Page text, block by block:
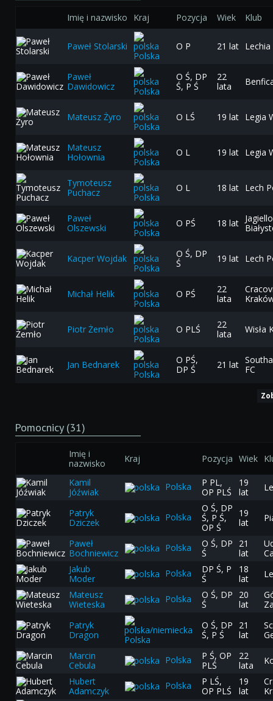
Imię i nazwisko Kraj Pozycja Wiek Klub
Paweł Stolarski
Polska
O P 21 lat
Paweł
Dawidowicz
Polska
O Ś, DP
Ś, P Ś
22
lata
Mateusz Żyro
Polska
O LŚ 19 lat Legia
Mateusz
Hołownia
Polska
O L 19 lat Legia
Tymoteusz
Puchacz
Polska
O L 18 lat Lech
Paweł
Olszewski
Polska
O PŚ 18 lat
Kacper Wojdak
Polska
O Ś, DP
Ś
19 lat Lech
Michał Helik
Polska
O PŚ
22
lata
Piotr Żemło
Polska
O PLŚ
22
lata
Wisła
Jan Bednarek
Polska
O PŚ,
DP Ś
21 lat FC
Pomocnicy (31)
Imię i
nazwisko
Kraj Pozycja Wiek
Kamil
Jóźwiak
Polska
P PL,
OP PLŚ
19
lat
Patryk
Dziczek
Polska
O Ś, DP
Ś, P Ś,
OP Ś
19
lat
Paweł
Bochniewicz
Polska
O Ś, DP
Ś
21
lat
Jakub
Moder
Polska
DP Ś, P
Ś
18
lat
Mateusz
Wieteska
Polska
O Ś, DP
Ś
20
lat
Patryk
Dragon
Polska
O Ś, DP
Ś, P Ś
21
lat
Marcin
Cebula
Polska
P Ś, OP
PLŚ
22
lata
Hubert
Adamczyk
Polska
P LŚ,
OP PLŚ
19
lat